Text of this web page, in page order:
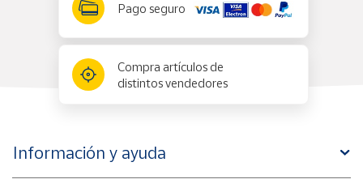
Pago seguro
Compra artículos de
distintos vendedores
Información y ayuda